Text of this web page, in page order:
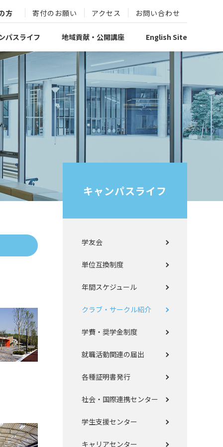
方 寄付のお願い アクセス お問い合わせ
パスライフ 地域貢献・公開講座 English Site
キャンパスライフ
学友会
単位互換制度
年間スケジュール
クラブ・サークル紹介
学費・奨学金制度
就職活動関連の届出
各種証明書発行
社会・国際連携センター
学生支援センター
キャリアセンター